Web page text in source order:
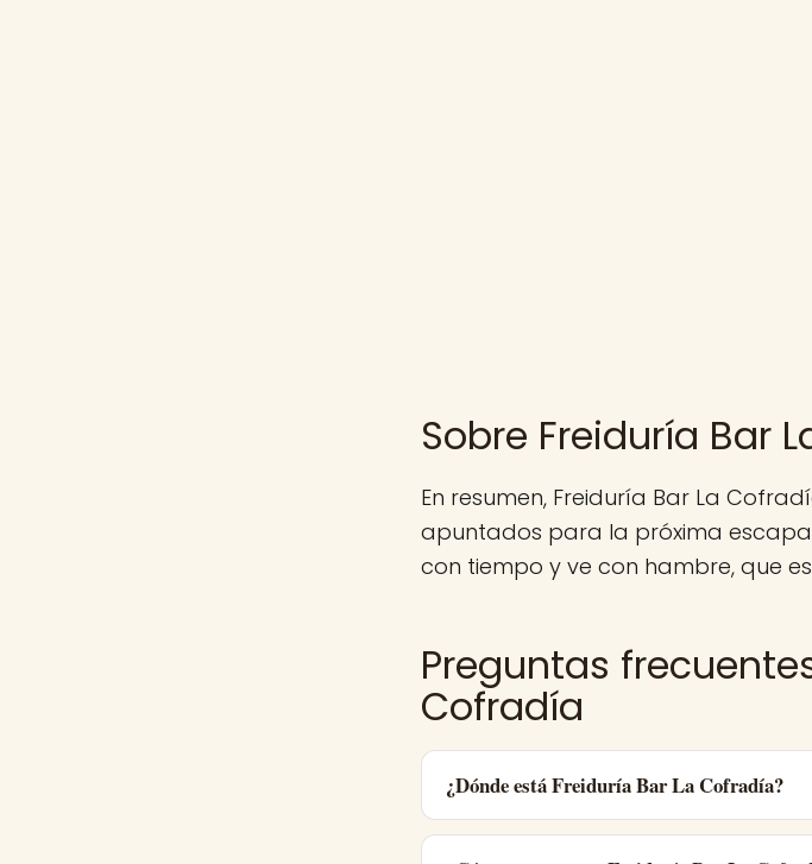
Sobre Freiduría Bar
En resumen, Freiduría Bar La
apuntados para la próxima
con tiempo y ve con hambre, que
Preguntas
Cofradía
¿Dónde está Freiduría Bar La Cofradía?